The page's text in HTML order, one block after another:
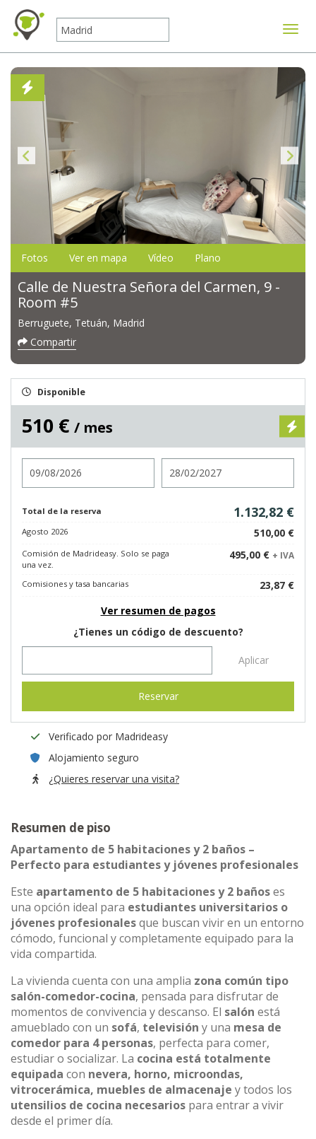
Fotos Ver en mapa Vídeo Plano
Calle de Nuestra Señora del Carmen, 9 -
Room #5
Berruguete, Tetuán, Madrid
Compartir
Disponible
510 € / mes
Total de la reserva 1.132,82 €
Agosto 2026 510,00 €
Comisión de Madrideasy. Solo se paga
una vez.
495,00 € + IVA
Comisiones y tasa bancarias
23,87 €
Ver resumen de pagos
¿Tienes un código de descuento?
Aplicar
Reservar
Verificado por Madrideasy
Alojamiento seguro
¿Quieres reservar una visita?
Resumen de piso
Apartamento de 5 habitaciones y 2 baños –
Perfecto para estudiantes y jóvenes profesionales
Este apartamento de 5 habitaciones y 2 bañoses
una opción ideal para estudiantes universitarios o
jóvenes profesionalesque buscan vivir en un entorno
cómodo, funcional y completamente equipado para la
vida compartida.
La vivienda cuenta con una amplia zona común tipo
salón-comedor-cocina, pensada para disfrutar de
momentos de convivencia y descanso. El salón está
amueblado con un sofá, televisión y una mesa de
comedor para 4 personas, perfecta para comer,
estudiar o socializar. La cocina está totalmente
equipada con nevera, horno, microondas,
vitrocerámica, muebles de almacenaje y todos los
utensilios de cocina necesarios para entrar a vivir
desde el primer día.